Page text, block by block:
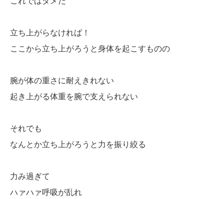
立ち上がらなければ！
ここから立ち上がろうと身体を起こすものの
腕が体の重さに耐えきれない
起き上がる体重を腕で支えられない
それでも
なんとか立ち上がろうと力を振り絞る
力み過ぎて
ハァハァ呼吸が乱れ